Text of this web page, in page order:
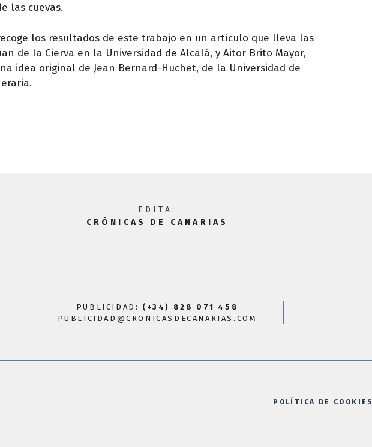
las cuevas.
los resultados de este trabajo en un artículo que lleva las
de la Cierva en la Universidad de Alcalá, y Aitor Brito Mayor,
idea original de Jean Bernard-Huchet, de la Universidad de
EDITA:
CRÓNICAS DE CANARIAS
PUBLICIDAD: (+34) 828 071 458
PUBLICIDAD@CRONICASDECANARIAS.COM
POLÍTICA DE COOKIES